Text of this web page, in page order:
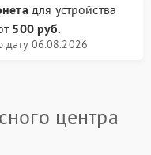
для устройства
500 руб.
дату 06.08.2026
центра